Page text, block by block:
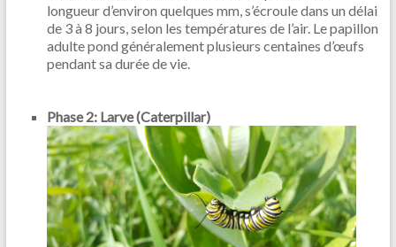
longueur d’environ quelques mm, s’écroule dans un délai
de 3 à 8 jours, selon les températures de l’air. Le papillon
adulte pond généralement plusieurs centaines d’œufs
pendant sa durée de vie.
Phase 2: Larve (Caterpillar)